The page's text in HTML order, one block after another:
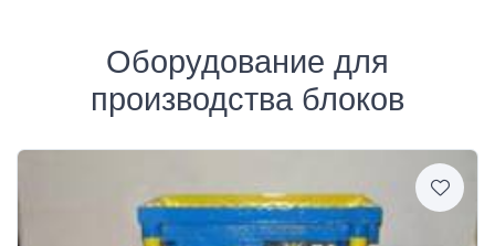
Оборудование для
производства блоков